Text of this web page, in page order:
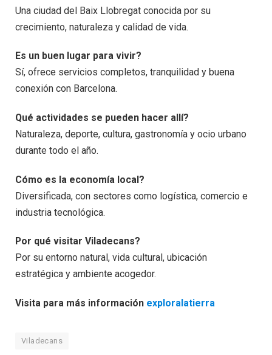
Una ciudad del Baix Llobregat conocida por su
crecimiento, naturaleza y calidad de vida.
Es un buen lugar para vivir?
Sí, ofrece servicios completos, tranquilidad y buena
conexión con Barcelona.
Qué actividades se pueden hacer allí?
Naturaleza, deporte, cultura, gastronomía y ocio urbano
durante todo el año.
Cómo es la economía local?
Diversificada, con sectores como logística, comercio e
industria tecnológica.
Por qué visitar Viladecans?
Por su entorno natural, vida cultural, ubicación
estratégica y ambiente acogedor.
Visita para más información exploralatierra
Viladecans